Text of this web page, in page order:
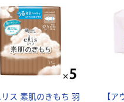
リス 素肌のきもち 羽
【